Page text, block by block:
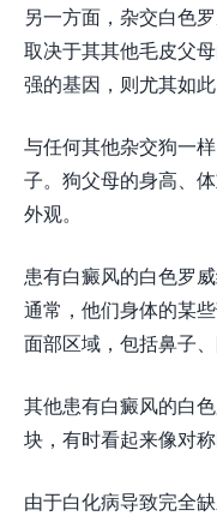
另一方面，杂交白色
取决于其其他毛皮父
强的基因，则尤其如此
与任何其他杂交狗一
子。狗父母的身高、
外观。
患有白癜风的白色罗
通常，他们身体的某
面部区域，包括鼻子、
其他患有白癜风的白
块，有时看起来像对
由于白化病导致完全